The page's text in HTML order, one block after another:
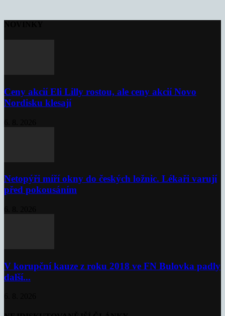
Ceny akcií Eli Lilly rostou, ale ceny akcií Novo
Nordisku klesají
Netopýři míří okny do českých ložnic. Lékaři varují
před pokousáním
V korupční kauze z roku 2018 ve FN Bulovka padly
další...